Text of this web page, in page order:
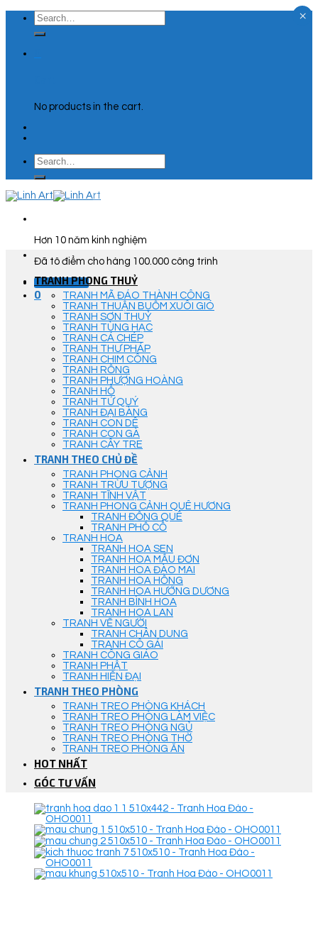
Skip
content
Search
for:
No products in the cart.
Search
for:
Hơn 10 năm kinh nghiệm
Đã tô điểm cho hàng 100.000 công trình
Góc Tư Vấn
0
TRANH PHONG THUỶ
TRANH MÃ ĐÁO THÀNH CÔNG
TRANH THUẬN BUỒM XUÔI GIÓ
TRANH SƠN THUỶ
TRANH TÙNG HẠC
TRANH CÁ CHÉP
TRANH THƯ PHÁP
TRANH CHIM CÔNG
TRANH RỒNG
TRANH PHƯỢNG HOÀNG
TRANH HỔ
TRANH TỨ QUÝ
TRANH ĐẠI BÀNG
TRANH CON DÊ
TRANH CON GÀ
TRANH CÂY TRE
TRANH THEO CHỦ ĐỀ
TRANH PHONG CẢNH
TRANH TRỪU TƯỢNG
TRANH TĨNH VẬT
TRANH PHONG CẢNH QUÊ HƯƠNG
TRANH ĐỒNG QUÊ
TRANH PHỐ CỔ
TRANH HOA
TRANH HOA SEN
TRANH HOA MẪU ĐƠN
TRANH HOA ĐÀO MAI
TRANH HOA HỒNG
TRANH HOA HƯỚNG DƯƠNG
TRANH BÌNH HOA
TRANH HOA LAN
TRANH VẼ NGƯỜI
TRANH CHÂN DUNG
TRANH CÔ GÁI
TRANH CÔNG GIÁO
TRANH PHẬT
TRANH HIỆN ĐẠI
TRANH THEO PHÒNG
TRANH TREO PHÒNG KHÁCH
TRANH TREO PHÒNG LÀM VIỆC
TRANH TREO PHÒNG NGỦ
TRANH TREO PHÒNG THỜ
TRANH TREO PHÒNG ĂN
HOT NHẤT
GÓC TƯ VẤN
×